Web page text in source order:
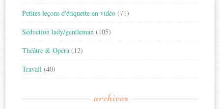
Petites leçons d'étiquette en vidéo (71)
Séduction lady/gentleman (105)
Théâtre & Opéra (12)
Travail (40)
archives